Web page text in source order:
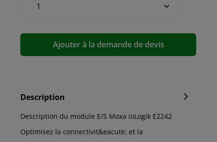
Ajouter à la demande de devis
Description
Description du module E/S Moxa ioLogik E2242
Optimisez la connectivit&eacute; et la